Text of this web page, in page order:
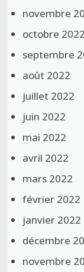
novembre
octobre 2022
septembre
août 2022
juillet 2022
juin 2022
mai 2022
avril 2022
mars 2022
février 2022
janvier 2022
décembre
novembre